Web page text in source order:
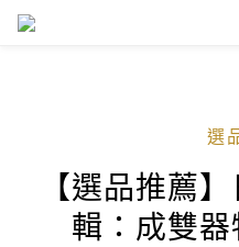
Skip
選
【選品推薦
輯：成雙